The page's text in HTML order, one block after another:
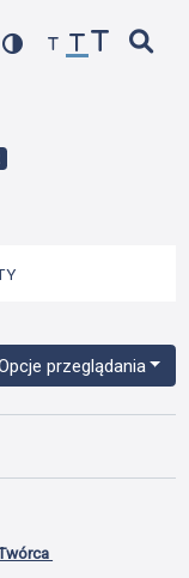
przeglądania